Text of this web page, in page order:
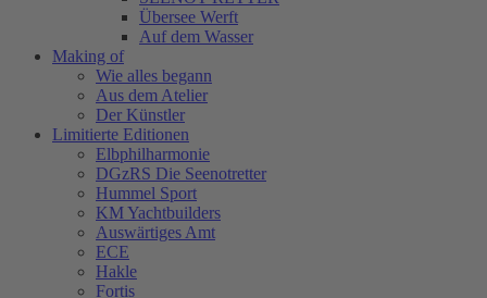
Übersee Werft
Auf dem Wasser
Making of
Wie alles begann
Aus dem Atelier
Der Künstler
Limitierte Editionen
Elbphilharmonie
DGzRS Die Seenotretter
Hummel Sport
KM Yachtbuilders
Auswärtiges Amt
ECE
Hakle
Fortis